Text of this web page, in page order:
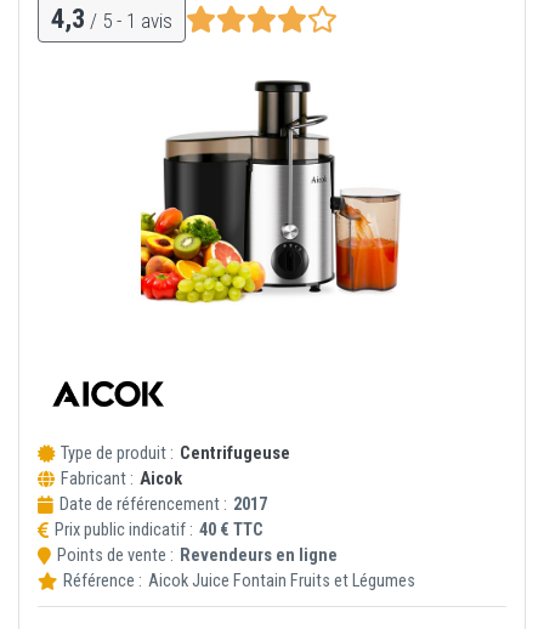
4,3 / 5 - 1 avis
Type de produit : Centrifugeuse
Fabricant : Aicok
Date de référencement : 2017
Prix public indicatif : 40 € TTC
Points de vente : Revendeurs en ligne
Référence : AicokJuice Fontain Fruits et Légumes